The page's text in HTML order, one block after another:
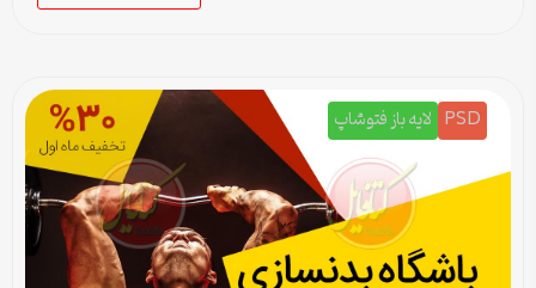
PSD لایه باز فتوشاپ